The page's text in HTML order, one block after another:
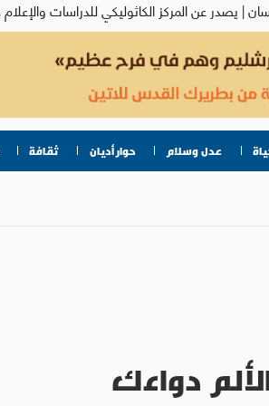
عدل وسلام حوار أديان ثقافة
دواءك